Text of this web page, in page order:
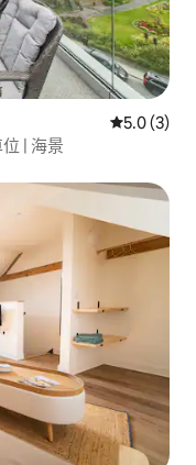
從 3 則評
5.0 (3)
| 海景